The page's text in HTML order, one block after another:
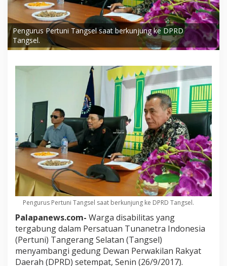
Pengurus Pertuni Tangsel saat berkunjung ke DPRD
Tangsel.
Pengurus Pertuni Tangsel saat berkunjung ke DPRD Tangsel.
Palapanews.com- Warga disabilitas yang
tergabung dalam Persatuan Tunanetra Indonesia
(Pertuni) Tangerang Selatan (Tangsel)
menyambangi gedung Dewan Perwakilan Rakyat
Daerah (DPRD) setempat, Senin (26/9/2017).